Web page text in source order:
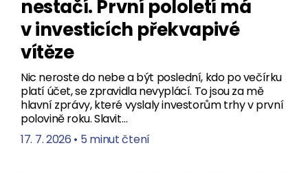
nestačí. První pololetí má
v investicích překvapivé
vítěze
Nic neroste do nebe a být poslední, kdo po večírku
platí účet, se zpravidla nevyplácí. To jsou za mě
hlavní zprávy, které vyslaly investorům trhy v první
polovině roku. Slavit…
17. 7. 2026 • 5 minut čtení